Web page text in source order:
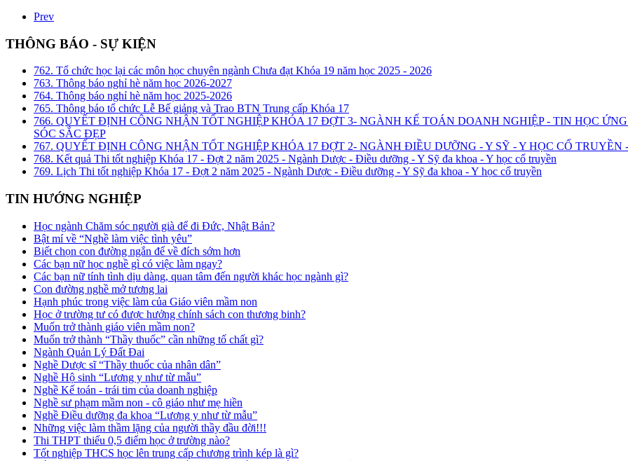
Prev
THÔNG BÁO - SỰ KIỆN
762. Tổ chức học lại các môn học chuyên ngành Chưa đạt Khóa 19 năm học 2025 - 2026
763. Thông báo nghỉ hè năm học 2026-2027
764. Thông báo nghỉ hè năm học 2025-2026
765. Thông báo tổ chức Lễ Bế giảng và Trao BTN Trung cấp Khóa 17
766. QUYẾT ĐỊNH CÔNG NHẬN TỐT NGHIỆP KHÓA 17 ĐỢT 3- NGÀNH KẾ TOÁN DOANH NGHIỆP - TIN HỌC
SÓC SẮC ĐẸP
767. QUYẾT ĐỊNH CÔNG NHẬN TỐT NGHIỆP KHÓA 17 ĐỢT 2- NGÀNH ĐIỀU DƯỠNG - Y SỸ - Y HỌC CỔ TRUYỀN
768. Kết quả Thi tốt nghiệp Khóa 17 - Đợt 2 năm 2025 - Ngành Dược - Điều dưỡng - Y Sỹ đa khoa - Y học cổ truyền
769. Lịch Thi tốt nghiệp Khóa 17 - Đợt 2 năm 2025 - Ngành Dược - Điều dưỡng - Y Sỹ đa khoa - Y học cổ truyền
TIN HƯỚNG NGHIỆP
Học ngành Chăm sóc người già để đi Đức, Nhật Bản?
Bật mí về “Nghề làm việc tình yêu”
Biết chọn con đường ngắn để về đích sớm hơn
Các bạn nữ học nghề gì có việc làm ngay?
Các bạn nữ tính tình dịu dàng, quan tâm đến người khác học ngành gì?
Con đường nghề mở tương lai
Hạnh phúc trong việc làm của Giáo viên mầm non
Học ở trường tư có được hưởng chính sách con thương binh?
Muốn trở thành giáo viên mầm non?
Muốn trở thành “Thầy thuốc” cần những tố chất gì?
Ngành Quản Lý Đất Đai
Nghề Dược sĩ “Thầy thuốc của nhân dân”
Nghề Hộ sinh “Lương y như từ mẫu”
Nghề Kế toán - trái tim của doanh nghiệp
Nghề sư phạm mầm non - cô giáo như mẹ hiền
Nghề Điều dưỡng đa khoa “Lương y như từ mẫu”
Những việc làm thầm lặng của người thầy đầu đời!!!
Thi THPT thiếu 0,5 điểm học ở trường nào?
Tốt nghiệp THCS học lên trung cấp chương trình kép là gì?